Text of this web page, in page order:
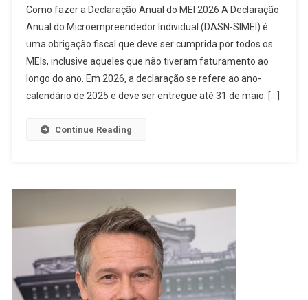
Como fazer a Declaração Anual do MEI 2026 A Declaração
Anual do Microempreendedor Individual (DASN-SIMEI) é
uma obrigação fiscal que deve ser cumprida por todos os
MEIs, inclusive aqueles que não tiveram faturamento ao
longo do ano. Em 2026, a declaração se refere ao ano-
calendário de 2025 e deve ser entregue até 31 de maio. […]
Continue Reading